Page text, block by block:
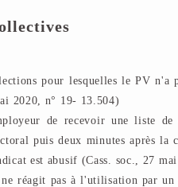
pour lesquelles le PV n'a
2020, n° 19- 13.504)
de recevoir une liste
puis deux minutes après
est abusif (Cass. soc., 27
réagit pas à l'utilisation par un